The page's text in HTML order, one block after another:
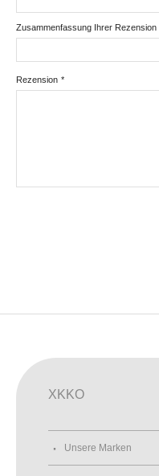
Zusammenfassung Ihrer Rezension
*
Rezension
XKKO
Unsere Marken